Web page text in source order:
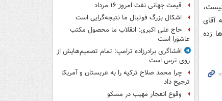
آقای
زده
قیمت جهانی نفت امروز ۱۶ مرداد
اشکال بزرگ فوتبال ما نتیجه‌گرایی است
حاج علی اکبری: انقلاب ما محصول مکتب
عاشورا است
افشاگری برادرزاده ترامپ: تمام تصمیم‌هایش از
روی ترس است
چرا محمد صلاح ترکیه را به عربستان و آمریکا
ترجیح داد
وقوع انفجار مهیب در مسکو